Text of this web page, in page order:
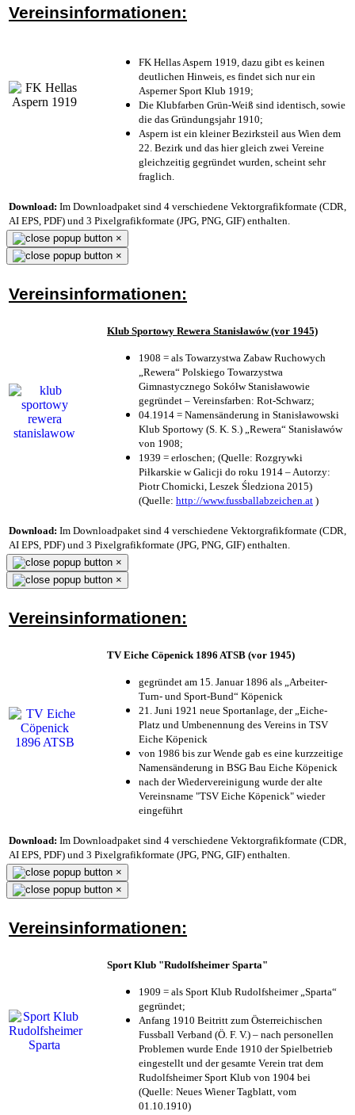
Vereinsinformationen:
FK Hellas Aspern 1919, dazu gibt es keinen
deutlichen Hinweis, es findet sich nur ein
Asperner Sport Klub 1919;
Die Klubfarben Grün-Weiß sind identisch, sowie
die das Gründungsjahr 1910;
Aspern ist ein kleiner Bezirksteil aus Wien dem
22. Bezirk und das hier gleich zwei Vereine
gleichzeitig gegründet wurden, scheint sehr
fraglich.
Download: Im Downloadpaket sind 4 verschiedene Vektorgrafikformate (CDR,
AI EPS, PDF) und 3 Pixelgrafikformate (JPG, PNG, GIF) enthalten.
×
×
Vereinsinformationen:
Klub Sportowy Rewera Stanisławów (vor 1945)
1908 = als Towarzystwa Zabaw Ruchowych
„Rewera“ Polskiego Towarzystwa
Gimnastycznego Sokółw Stanisławowie
gegründet – Vereinsfarben: Rot-Schwarz;
04.1914 = Namensänderung in Stanisławowski
Klub Sportowy (S. K. S.) „Rewera“ Stanisławów
von 1908;
1939 = erloschen; (Quelle: Rozgrywki
Piłkarskie w Galicji do roku 1914 – Autorzy:
Piotr Chomicki, Leszek Śledziona 2015)
(Quelle: http://www.fussballabzeichen.at )
Download: Im Downloadpaket sind 4 verschiedene Vektorgrafikformate (CDR,
AI EPS, PDF) und 3 Pixelgrafikformate (JPG, PNG, GIF) enthalten.
×
×
Vereinsinformationen:
TV Eiche Cöpenick 1896 ATSB (vor 1945)
gegründet am 15. Januar 1896 als „Arbeiter-
Turn- und Sport-Bund“ Köpenick
21. Juni 1921 neue Sportanlage, der „Eiche-
Platz und Umbenennung des Vereins in TSV
Eiche Köpenick
von 1986 bis zur Wende gab es eine kurzzeitige
Namensänderung in BSG Bau Eiche Köpenick
nach der Wiedervereinigung wurde der alte
Vereinsname "TSV Eiche Köpenick" wieder
eingeführt
Download: Im Downloadpaket sind 4 verschiedene Vektorgrafikformate (CDR,
AI EPS, PDF) und 3 Pixelgrafikformate (JPG, PNG, GIF) enthalten.
×
×
Vereinsinformationen:
Sport Klub "Rudolfsheimer Sparta"
1909 = als Sport Klub Rudolfsheimer „Sparta“
gegründet;
Anfang 1910 Beitritt zum Österreichischen
Fussball Verband (Ö. F. V.) – nach personellen
Problemen wurde Ende 1910 der Spielbetrieb
eingestellt und der gesamte Verein trat dem
Rudolfsheimer Sport Klub von 1904 bei
(Quelle: Neues Wiener Tagblatt, vom
01.10.1910)